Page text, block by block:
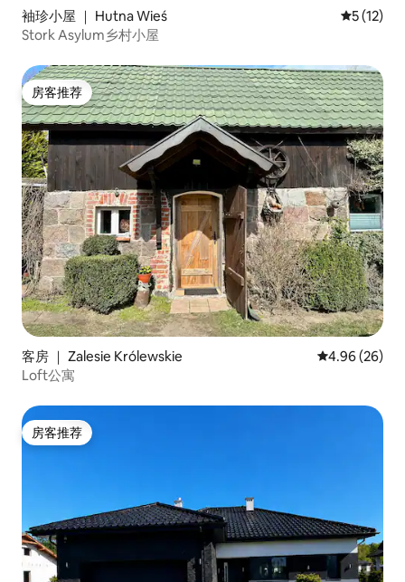
袖珍小屋 ｜ Hutna Wieś 平均评分
5 (12)
Stork Asylum乡村小屋
房客推荐
房客推荐
客房 ｜ Zalesie Królewskie 平均评分 4.96
4.96 (26)
Loft公寓
房客推荐
房客推荐